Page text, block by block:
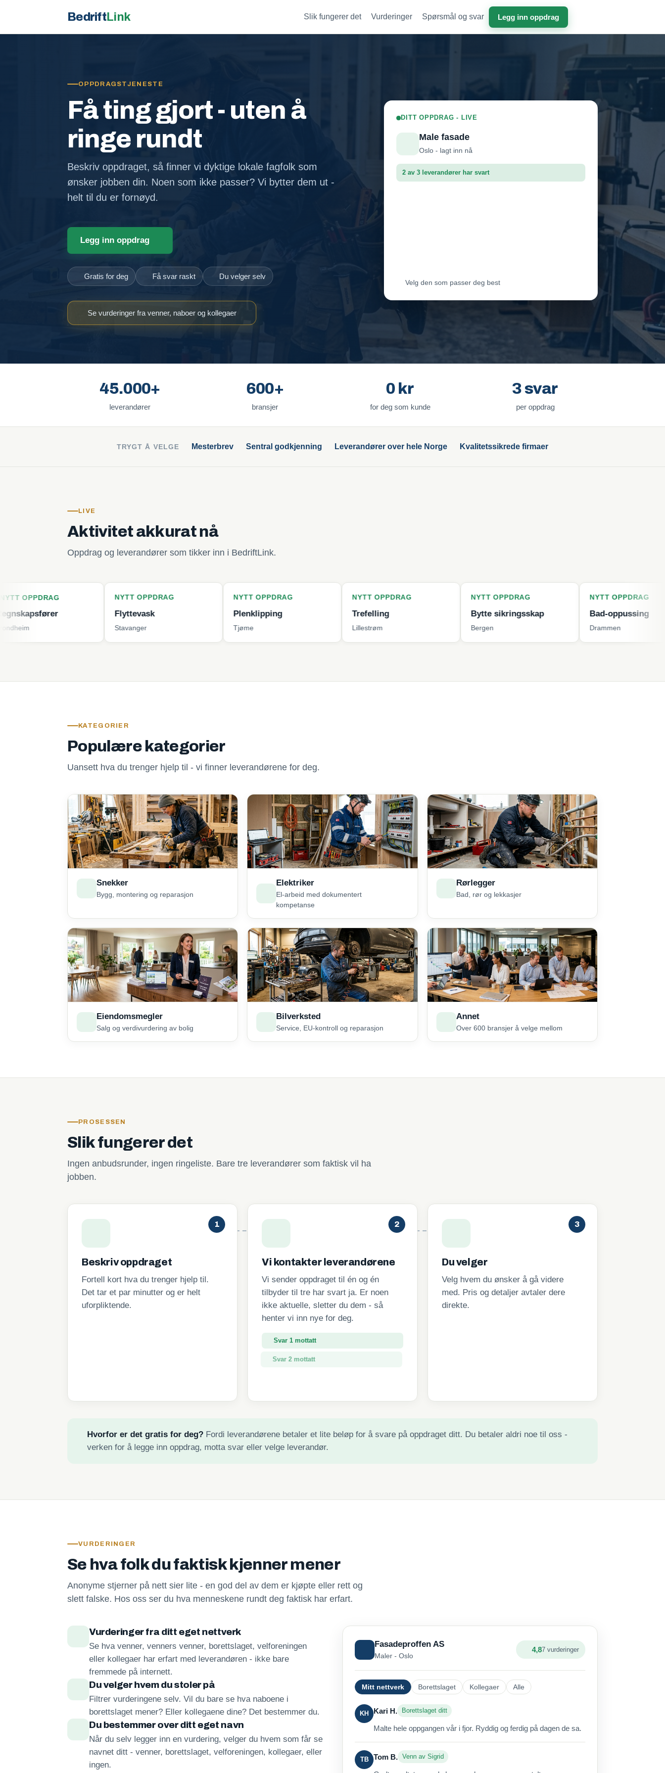
BedriftLink Slik fungerer det Vurderinger Spørsmål og svar Legg inn oppdrag
OPPDRAGSTJENESTE
Få ting gjort - uten å
ringe rundt
Beskriv oppdraget, så finner vi dyktige lokale fagfolk som
ønsker jobben din. Noen som ikke passer? Vi bytter dem ut -
helt til du er fornøyd.
Legg inn oppdrag
Gratis for deg Få svar raskt Du velger selv
Se vurderinger fra venner, naboer og kollegaer
DITT OPPDRAG - LIVE
Male fasade
Oslo - lagt inn nå
2 av 3 leverandører har svart
Velg den som passer deg best
45.000+
leverandører
600+
bransjer
0 kr
for deg som kunde
3 svar
per oppdrag
TRYGT Å VELGE Mesterbrev Sentral godkjenning Leverandører over hele Norge Kvalitetssikrede firmaer
LIVE
Aktivitet akkurat nå
Oppdrag og leverandører som tikker inn i BedriftLink.
NYTT OPPDRAG NYTT OPPDRAG
Plenklipping
NYTT OPPDRAG NYTT OPPDRAG
Bytte sikringsskap
NYTT OPPDRAG
Bad-oppussing
KATEGORIER
Populære kategorier
Uansett hva du trenger hjelp til - vi finner leverandørene for deg.
Snekker
Bygg, montering og reparasjon
Elektriker
El-arbeid med dokumentert
kompetanse
Rørlegger
Bad, rør og lekkasjer
Eiendomsmegler
Salg og verdivurdering av bolig
Bilverksted
Service, EU-kontroll og reparasjon
Annet
Over 600 bransjer å velge mellom
PROSESSEN
Slik fungerer det
Ingen anbudsrunder, ingen ringeliste. Bare tre leverandører som faktisk vil ha
jobben.
1
Beskriv oppdraget
Fortell kort hva du trenger hjelp til.
Det tar et par minutter og er helt
uforpliktende.
2
Vi kontakter leverandørene
Vi sender oppdraget til én og én
tilbyder til tre har svart ja. Er noen
ikke aktuelle, sletter du dem - så
henter vi inn nye for deg.
Svar 1 mottatt
Svar 2 mottatt
3
Du velger
Velg hvem du ønsker å gå videre
med. Pris og detaljer avtaler dere
direkte.
Hvorfor er det gratis for deg? Fordi leverandørene betaler et lite beløp for å svare på oppdraget ditt. Du betaler aldri noe til oss -
verken for å legge inn oppdrag, motta svar eller velge leverandør.
VURDERINGER
Se hva folk du faktisk kjenner mener
Anonyme stjerner på nett sier lite - en god del av dem er kjøpte eller rett og
slett falske. Hos oss ser du hva menneskene rundt deg faktisk har erfart.
Vurderinger fra ditt eget nettverk
Se hva venner, venners venner, borettslaget, velforeningen
eller kollegaer har erfart med leverandøren - ikke bare
fremmede på internett.
Du velger hvem du stoler på
Filtrer vurderingene selv. Vil du bare se hva naboene i
borettslaget mener? Eller kollegaene dine? Det bestemmer du.
Du bestemmer over ditt eget navn
Når du selv legger inn en vurdering, velger du hvem som får se
navnet ditt - venner, borettslaget, velforeningen, kollegaer, eller
ingen.
Fasadeproffen AS
Maler - Oslo
4,87 vurderinger
Mitt nettverk Borettslaget Kollegaer Alle
KH Kari H. Borettslaget ditt
Malte hele oppgangen vår i fjor. Ryddig og ferdig på dagen de sa.
TB Tom B. Venn av Sigrid